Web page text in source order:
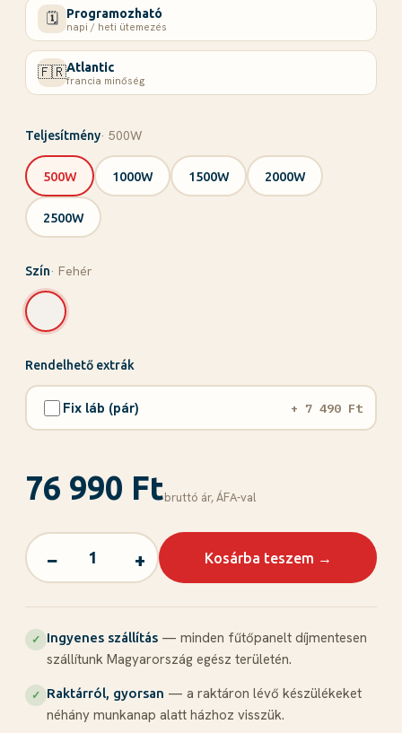
🗓️ Programozható
napi / heti ütemezés
🇫🇷Atlantic
francia minőség
Teljesítmény· 500W
500W 1000W 1500W 2000W
2500W
Szín· Fehér
Rendelhető extrák
Fix láb (pár) + 7 490 Ft
76 990 Ftbruttó ár, ÁFА-val
− + Kosárba teszem →
✓ Ingyenes szállítás — minden fűtőpanelt díjmentesen
szállítunk Magyarország egész területén.
✓ Raktárról, gyorsan — a raktáron lévő készülékeket
néhány munkanap alatt házhoz visszük.